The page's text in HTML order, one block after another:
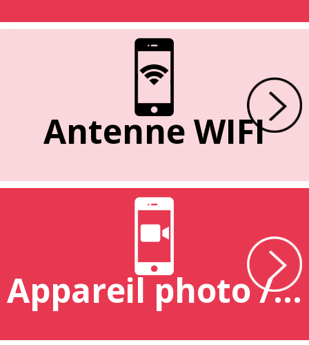
Antenne WIFI
Appareil photo / caméra